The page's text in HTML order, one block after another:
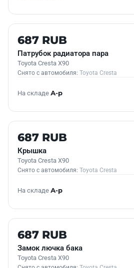
Б/У В НАЛИЧИИ
687 RUB
Патрубок радиатора пара
Toyota Cresta X90
Снято с автомобиля: Toyota Cresta
На складе А-р
Б/У В НАЛИЧИИ
687 RUB
Крышка
Toyota Cresta X90
Снято с автомобиля: Toyota Cresta
На складе А-р
Б/У В НАЛИЧИИ
687 RUB
Замок лючка бака
Toyota Cresta X90